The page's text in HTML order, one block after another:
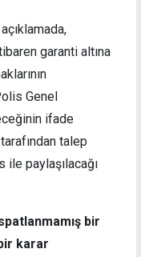
garanti altına
Genel
ifade
talep
ile paylaşılacağı
bir
karar